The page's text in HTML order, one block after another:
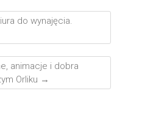
do wynajęcia.
animacje i dobra
Orliku →